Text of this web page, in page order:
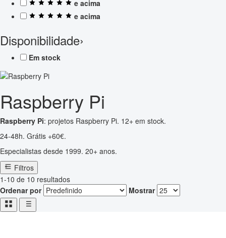
e acima
e acima
Disponibilidade›
Em stock
Raspberry Pi
Raspberry Pi: projetos Raspberry Pi. 12+ em stock.
24-48h. Grátis +60€.
Especialistas desde 1999. 20+ anos.
Filtros
1-10 de 10 resultados
Ordenar por
Mostrar